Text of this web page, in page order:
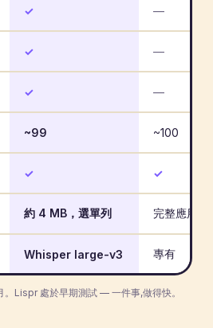
✓ —
✓ —
✓ —
~99 ~100
✓ ✓
約 4 MB，選單列 完整應用程
Whisper large-v3 專有
Lispr 處於早期測試 — 一件事,做得快。